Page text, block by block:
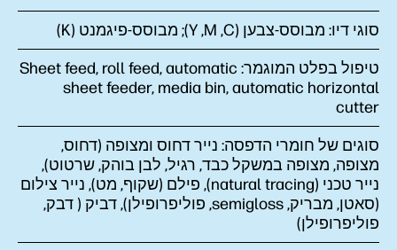
סוגי דיו: מבוסס-צבען (C‏, M‏, Y); מבוסס-פיגמנט (K‏)
טיפול בפלט המוגמר: Sheet feed, roll feed, automatic
sheet feeder, media bin, automatic horizontal
cutter
סוגים של חומרי הדפסה: נייר דחוס ומצופה (דחוס,
מצופה, מצופה במשקל כבד, רגיל, לבן בוהק, שרטוט),
נייר טכני (natural tracing), פילם (שקוף, מט), נייר צילום
(סאטן, מבריק, semigloss, פוליפרופילן), דביק ( דבק,
פוליפרופילן)